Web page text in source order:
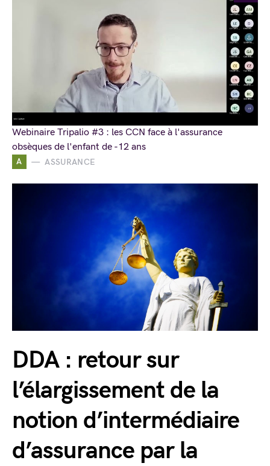
A ASSURANCE
DDA : retour sur
l’élargissement de la
notion d’intermédiaire
d’assurance par la
Webinaire Tripalio #3 : les CCN face à l'assurance
obsèques de l'enfant de -12 ans